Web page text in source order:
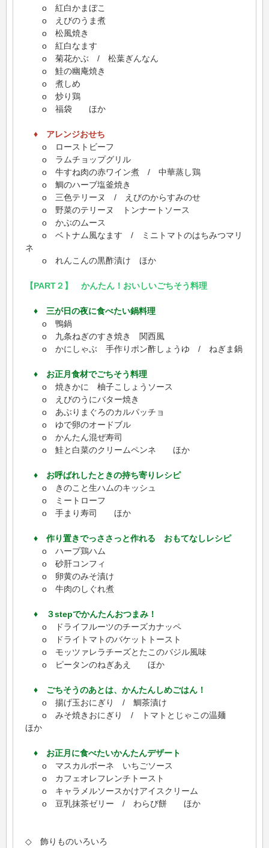
o 紅白かまぼこ
o えびのうま煮
o 松風焼き
o 紅白なます
o 菊花かぶ / 松葉ぎんなん
o 鮭の幽庵焼き
o 煮しめ
o 炒り鶏
o 福袋 ほか
♦ アレンジおせち
o ローストビーフ
o ラムチョップグリル
o 牛すね肉の赤ワイン煮 / 中華蒸し鶏
o 鯛のハーブ塩釜焼き
o 三色テリーヌ / えびのからすみのせ
o 野菜のテリーヌ トンナートソース
o かぶのムース
o ベトナム風なます / ミニトマトのはちみつマリ
ネ
o れんこんの黒酢漬け ほか
【PART２】 かんたん！おいしいごちそう料理
♦ 三が日の夜に食べたい鍋料理
o 鴨鍋
o 九条ねぎのすき焼き 関西風
o かにしゃぶ 手作りポン酢しょうゆ / ねぎま鍋
♦ お正月食材でごちそう料理
o 焼きかに 柚子こしょうソース
o えびのうにバター焼き
o あぶりまぐろのカルパッチョ
o ゆで卵のオードブル
o かんたん混ぜ寿司
o 鮭と白菜のクリームペンネ ほか
♦ お呼ばれしたときの持ち寄りレシピ
o きのこと生ハムのキッシュ
o ミートローフ
o 手まり寿司 ほか
♦ 作り置きでっささっと作れる おもてなしレシピ
o ハーブ鶏ハム
o 砂肝コンフィ
o 卵黄のみそ漬け
o 牛肉のしぐれ煮
♦ ３stepでかんたんおつまみ！
o ドライフルーツのチーズカナッペ
o ドライトマトのバケットトースト
o モッツァレラチーズとたこのバジル風味
o ピータンのねぎあえ ほか
♦ ごちそうのあとは、かんたんしめごはん！
o 揚げ玉おにぎり / 鯛茶漬け
o みそ焼きおにぎり / トマトとじゃこの温麺
ほか
♦ お正月に食べたいかんたんデザート
o マスカルポーネ いちごソース
o カフェオレフレンチトースト
o キャラメルソースかけアイスクリーム
o 豆乳抹茶ゼリー / わらび餅 ほか
◇ 飾りものいろいろ